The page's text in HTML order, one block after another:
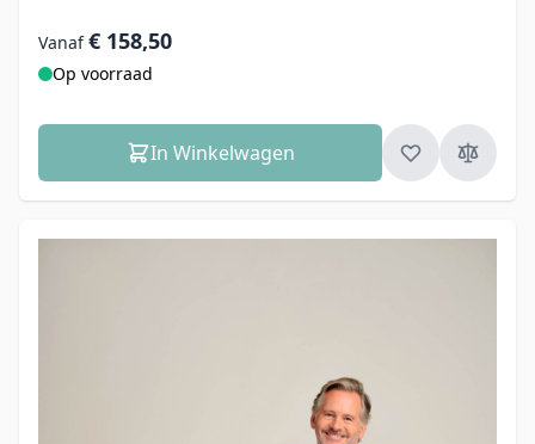
Vanaf € 158,50
Op voorraad
In Winkelwagen